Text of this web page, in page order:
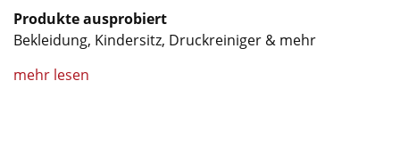
Produkte ausprobiert
Bekleidung, Kindersitz, Druckreiniger & mehr
mehr lesen